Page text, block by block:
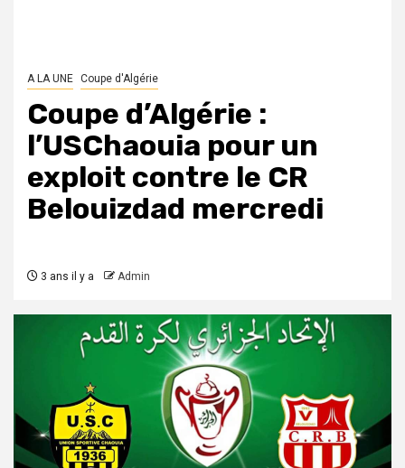
A LA UNE Coupe d'Algérie
Coupe d’Algérie :
l’USChaouia pour un
exploit contre le CR
Belouizdad mercredi
3 ans il y a Admin